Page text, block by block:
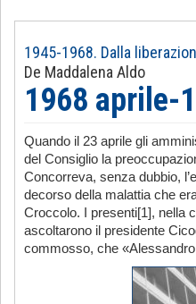
1945-1968. Dalla
De Maddalena Aldo
1968 aprile-
Quando il 23 aprile gli
del Consiglio la
Concorreva, senza dubbio,
decorso della malattia che
Croccolo. I presenti[1], nella
ascoltarono il presidente
commosso, che